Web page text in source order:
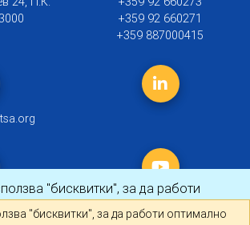
"бисквитки", за да работи
Научете повече
"бисквитки", за да работи оптимално
+359 92 660271
+359 887000415